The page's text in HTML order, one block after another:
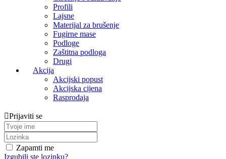
Profili
Lajsne
Materijal za brušenje
Fugirne mase
Podloge
Zaštitna podloga
Drugi
Akcija
Akcijski popust
Akcijska cijena
Rasprodaja
Prijaviti se
Zapamti me
Izgubili ste lozinku?